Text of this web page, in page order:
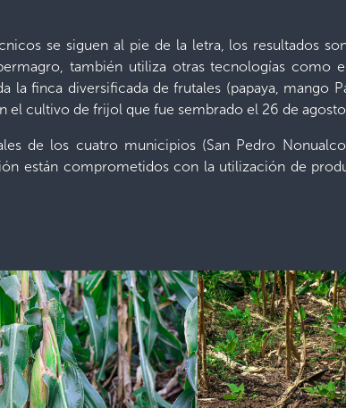
se siguen al pie de la letra, los resultados
también utiliza otras tecnologías como
finca diversificada de frutales (papaya, mango
el cultivo de frijol que fue sembrado el 26 de
de los cuatro municipios (San Pedro
están comprometidos con la utilización de